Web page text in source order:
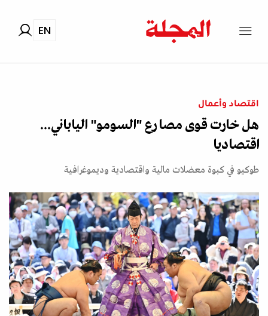
EN
اقتصاد وأعمال
هل خارت قوى مصارع "السومو" الياباني...
اقتصاديا
طوكيو في كبوة معضلات مالية واقتصادية وديموغرافية